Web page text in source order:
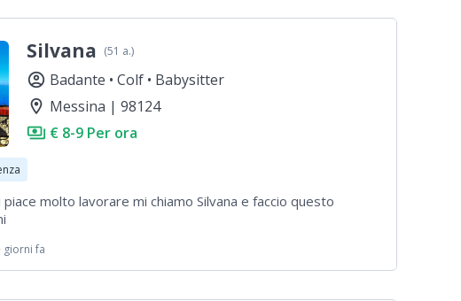
Silvana (51 a.)
account_circle Badante • Colf • Babysitter
location_on Messina | 98124
payments € 8-9 Per ora
molto lavorare mi chiamo Silvana e faccio questo
giorni fa